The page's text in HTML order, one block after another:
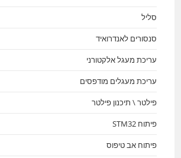
סליל
סנסורים לאנדרואיד
עריכת מעגל אלקטורני
עריכת מעגלים מודפסים
פילטר \ תיכנון פילטר
פיתוח STM32
פיתוח אב טיפוס